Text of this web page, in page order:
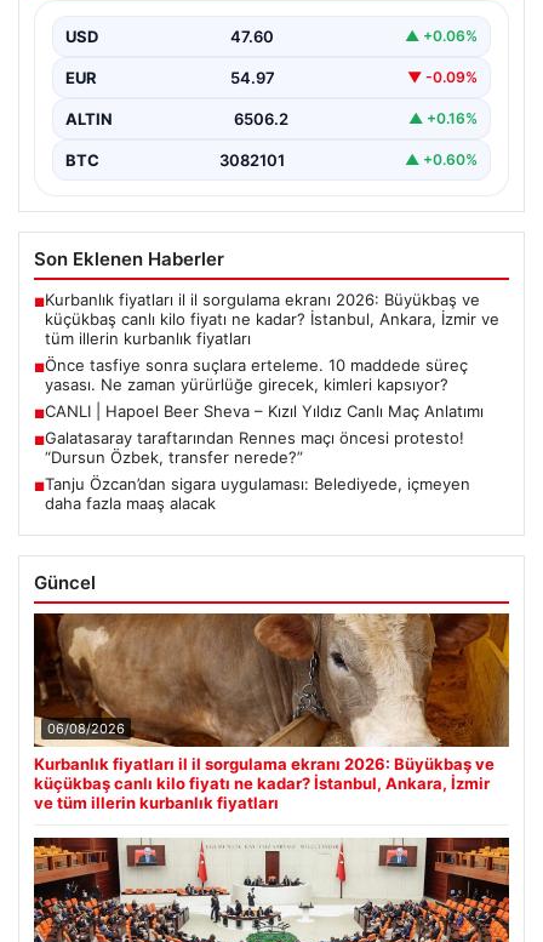
USD 47.60 ▲ +0.06%
EUR 54.97 ▼ -0.09%
ALTIN 6506.2 ▲ +0.16%
BTC 3082101 ▲ +0.60%
Son Eklenen Haberler
■Kurbanlık fiyatları il il sorgulama ekranı 2026: Büyükbaş ve
küçükbaş canlı kilo fiyatı ne kadar? İstanbul, Ankara, İzmir ve
tüm illerin kurbanlık fiyatları
■Önce tasfiye sonra suçlara erteleme. 10 maddede süreç
yasası. Ne zaman yürürlüğe girecek, kimleri kapsıyor?
■CANLI | Hapoel Beer Sheva – Kızıl Yıldız Canlı Maç Anlatımı
■Galatasaray taraftarından Rennes maçı öncesi protesto!
“Dursun Özbek, transfer nerede?”
■Tanju Özcan’dan sigara uygulaması: Belediyede, içmeyen
daha fazla maaş alacak
Güncel
06/08/2026
Kurbanlık fiyatları il il sorgulama ekranı 2026: Büyükbaş ve
küçükbaş canlı kilo fiyatı ne kadar? İstanbul, Ankara, İzmir
ve tüm illerin kurbanlık fiyatları